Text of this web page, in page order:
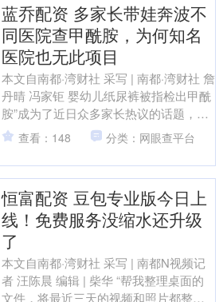
蓝乔配资 多家长带娃奔波不
同医院查甲酰胺，为何知名
医院也无此项目
本文自南都·湾财社 采写 | 南都·湾财社 詹
丹晴 冯家钜 婴幼儿纸尿裤被指检出甲酰
胺”成为了近日众多家长热议的话题，此
事目前尚未有定论。在社交平台上，多
位消费....
查看：148 分类：网眼查平台
恒富配资 豆包专业版今日上
线！免费服务没缩水还升级
了
本文自南都·湾财社 采写 | 南都N视频记
者 汪陈晨 编辑 | 柴华 “帮我整理桌面的
文件，将最近三天的视频和照片都整理